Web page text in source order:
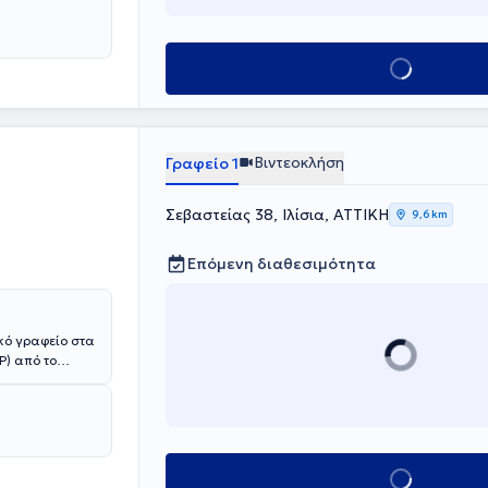
Κλείσε ραντεβού
γραφείο στα
από το
την
και έχει
σε
Γραφείο 1 Βιντεοκλήση
Σεβαστείας 38, Ιλίσια, ΑΤΤΙΚΗ 9,6 km
Επόμενη διαθεσιμότητα
Κλείσε ραντεβού